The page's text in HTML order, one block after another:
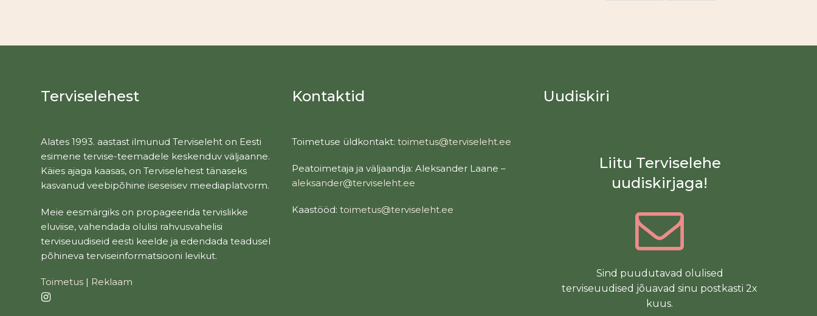
Terviselehest
Alates 1993. aastast ilmunud Terviseleht on Eesti
esimene tervise-teemadele keskenduv väljaanne.
Käies ajaga kaasas, on Terviselehest tänaseks
kasvanud veebipõhine iseseisev meediaplatvorm.
Meie eesmärgiks on propageerida tervislikke
eluviise, vahendada olulisi rahvusvahelisi
terviseuudiseid eesti keelde ja edendada teadusel
põhineva terviseinformatsiooni levikut.
Toimetus | Reklaam
Kontaktid
Toimetuse üldkontakt:toimetus@terviseleht.ee
Peatoimetaja ja väljaandja: Aleksander Laane –
aleksander@terviseleht.ee
Kaastööd:toimetus@terviseleht.ee
Uudiskiri
Liitu Terviselehe
uudiskirjaga!
Sind puudutavad olulised
terviseuudised jõuavad sinu postkasti 2x
kuus.